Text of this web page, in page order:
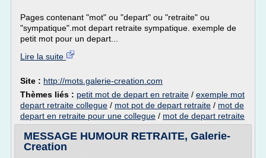
Pages contenant "mot" ou "depart" ou "retraite" ou
"sympatique".mot depart retraite sympatique. exemple de
petit mot pour un depart...
Lire la suite
Site : http://mots.galerie-creation.com
Thèmes liés : petit mot de depart en retraite / exemple mot
depart retraite collegue / mot pot de depart retraite / mot de
depart en retraite pour une collegue / mot de depart retraite
MESSAGE HUMOUR RETRAITE, Galerie-
Creation